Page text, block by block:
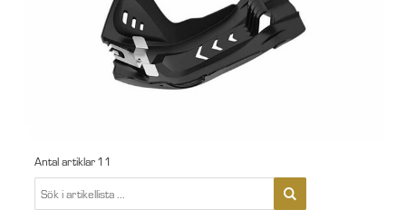
Antal artiklar 11